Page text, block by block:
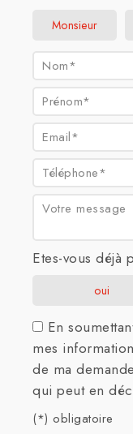
Civilité :
Monsieur
Nom* :
Prénom* :
Email* :
Téléphone* :
Votre message :
Etes-vous déjà
oui
En
mes
de ma
qui peut en
(*) obligatoire